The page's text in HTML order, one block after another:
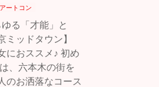
アートコン
る「才能」と
ミッドタウン】
におススメ♪ 初め
、六本木の街を
のお洒落なコース